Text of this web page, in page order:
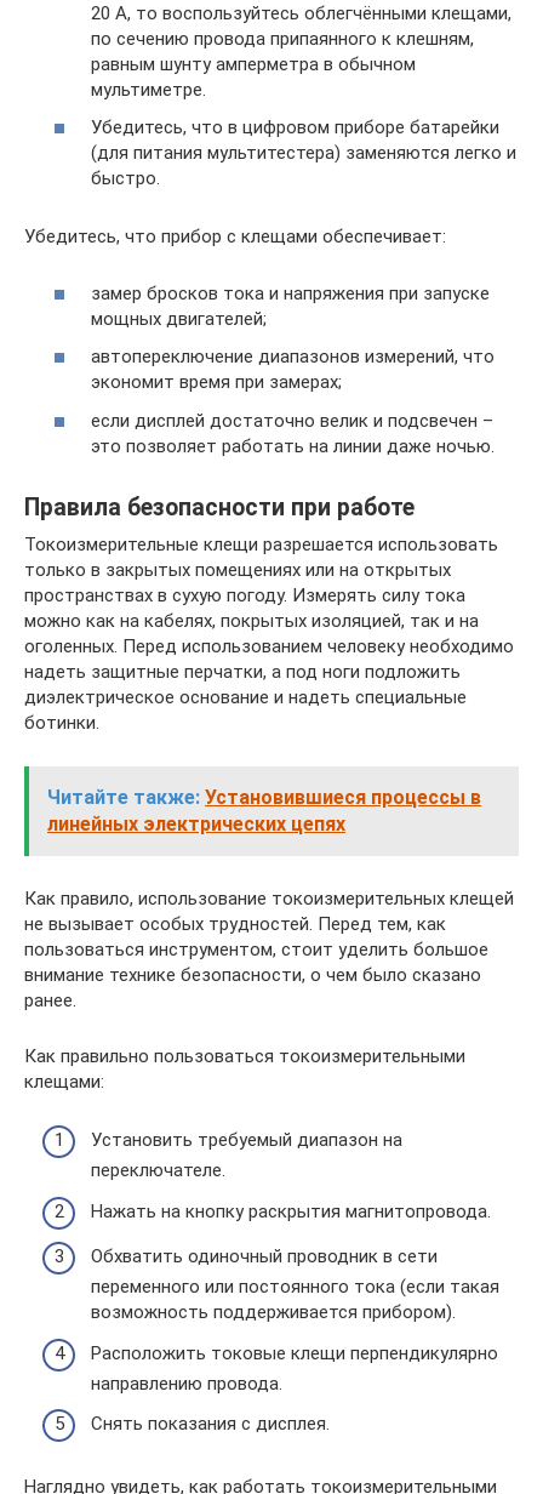
20 А, то воспользуйтесь облегчёнными клещами,
по сечению провода припаянного к клешням,
равным шунту амперметра в обычном
мультиметре.
Убедитесь, что в цифровом приборе батарейки
(для питания мультитестера) заменяются легко и
быстро.
Убедитесь, что прибор с клещами обеспечивает:
замер бросков тока и напряжения при запуске
мощных двигателей;
автопереключение диапазонов измерений, что
экономит время при замерах;
если дисплей достаточно велик и подсвечен –
это позволяет работать на линии даже ночью.
Правила безопасности при работе
Токоизмерительные клещи разрешается использовать
только в закрытых помещениях или на открытых
пространствах в сухую погоду. Измерять силу тока
можно как на кабелях, покрытых изоляцией, так и на
оголенных. Перед использованием человеку необходимо
надеть защитные перчатки, а под ноги подложить
диэлектрическое основание и надеть специальные
ботинки.
Читайте также: Установившиеся процессы в
линейных электрических цепях
Как правило, использование токоизмерительных клещей
не вызывает особых трудностей. Перед тем, как
пользоваться инструментом, стоит уделить большое
внимание технике безопасности, о чем было сказано
ранее.
Как правильно пользоваться токоизмерительными
клещами:
Установить требуемый диапазон на
переключателе.
Нажать на кнопку раскрытия магнитопровода.
Обхватить одиночный проводник в сети
переменного или постоянного тока (если такая
возможность поддерживается прибором).
Расположить токовые клещи перпендикулярно
направлению провода.
Снять показания с дисплея.
Наглядно увидеть, как работать токоизмерительными